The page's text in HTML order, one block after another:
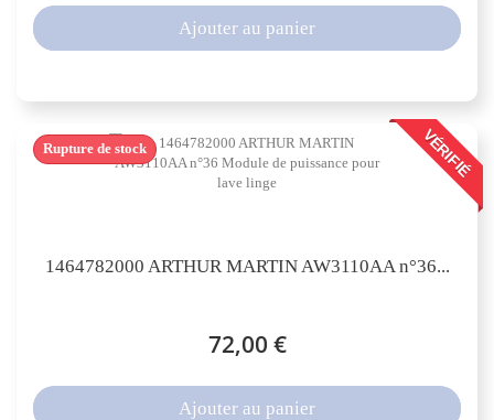
Ajouter au panier
VÉRIFIÉ
1464782000 ARTHUR MARTIN AW3110AA n°36...
72,00 €
Rupture de stock
Ajouter au panier